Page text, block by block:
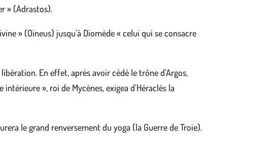
» (Adrastos).
» (Oineus) jusqu’à Diomède « celui qui se consacre
En effet, après avoir cédé le trône d’Argos,
», roi de Mycènes, exigea d’Héraclès la
le grand renversement du yoga (la Guerre de Troie).